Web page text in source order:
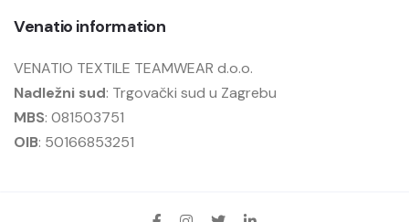
Venatio information
VENATIO TEXTILE TEAMWEAR d.o.o.
Nadležni sud: Trgovački sud u Zagrebu
MBS: 081503751
OIB: 50166853251